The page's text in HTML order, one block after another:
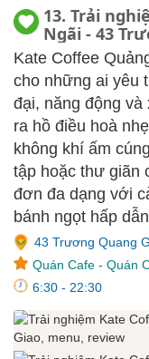
13. Trải
Ngãi - 43
review
Kate Coffee
cho những ai yêu
đại, năng động
ra hồ điều hoà
không khí ấm
tập hoặc thư giãn
đơn đa dạng với
bánh ngọt hấp
địa chỉ quen thuộc
43 Trương Quang
Quán Cafe - Quán
6:30 - 22:30